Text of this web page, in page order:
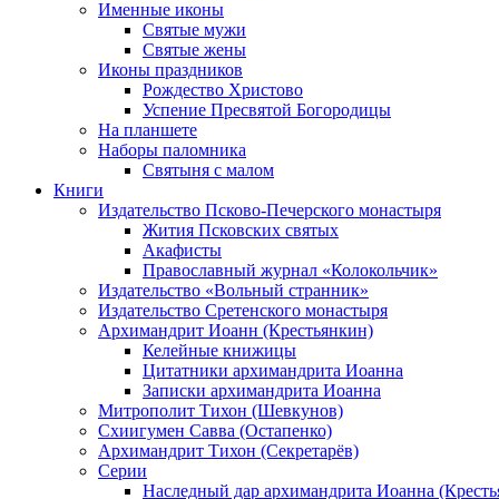
Именные иконы
Святые мужи
Святые жены
Иконы праздников
Рождество Христово
Успение Пресвятой Богородицы
На планшете
Наборы паломника
Святыня с малом
Книги
Издательство Псково-Печерского монастыря
Жития Псковских святых
Акафисты
Православный журнал «Колокольчик»
Издательство «Вольный странник»
Издательство Сретенского монастыря
Архимандрит Иоанн (Крестьянкин)
Келейные книжицы
Цитатники архимандрита Иоанна
Записки архимандрита Иоанна
Митрополит Тихон (Шевкунов)
Схиигумен Савва (Остапенко)
Архимандрит Тихон (Секретарёв)
Серии
Наследный дар архимандрита Иоанна